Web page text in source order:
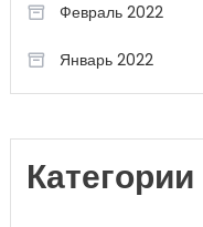
Февраль 2022
Январь 2022
Категории